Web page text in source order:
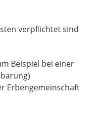
verpflichtet sind
Beispiel bei einer
Erbengemeinschaft